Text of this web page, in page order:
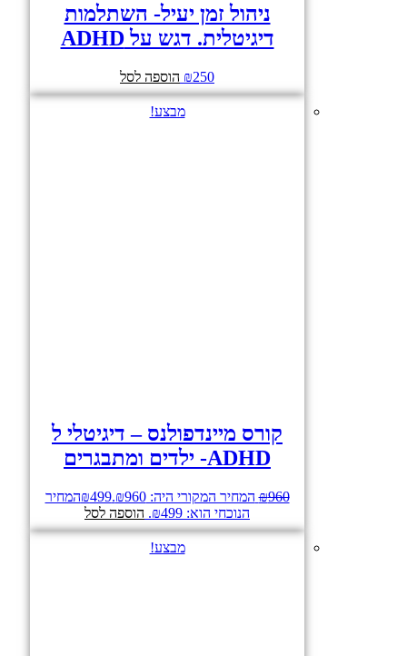
ניהול זמן יעיל- השתלמות
דיגיטלית. דגש על ADHD
₪250 הוספה לסל
מבצע!
קורס מיינדפולנס – דיגיטלי ל
ADHD- ילדים ומתבגרים
₪960 המחיר המקורי היה: ₪960. ₪499
המחיר
הנוכחי הוא: ₪499.
הוספה לסל
מבצע!